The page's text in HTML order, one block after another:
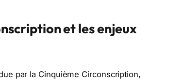
et les enjeux
par la Cinquième Circonscription,